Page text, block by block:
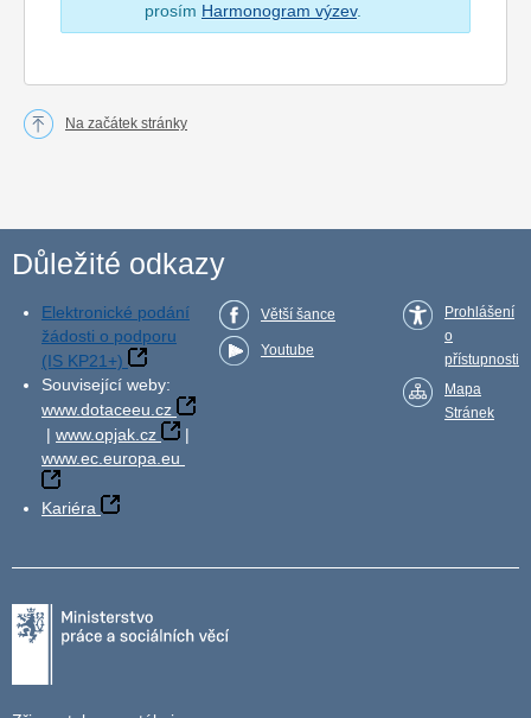
prosím Harmonogram výzev.
Na začátek stránky
Důležité odkazy
Elektronické podání
žádosti o podporu
(IS KP21+)
Související weby:
www.dotaceeu.cz
| www.opjak.cz
|
www.ec.europa.eu
Kariéra
Větší šance
Youtube
Prohlášení
o
přístupnosti
Mapa
Stránek